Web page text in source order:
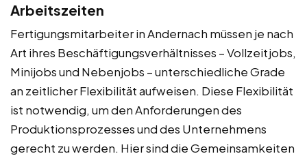
Arbeitszeiten
Fertigungsmitarbeiter in Andernach müssen je nach
Art ihres Beschäftigungsverhältnisses – Vollzeitjobs,
Minijobs und Nebenjobs – unterschiedliche Grade
an zeitlicher Flexibilität aufweisen. Diese Flexibilität
ist notwendig, um den Anforderungen des
Produktionsprozesses und des Unternehmens
gerecht zu werden. Hier sind die Gemeinsamkeiten